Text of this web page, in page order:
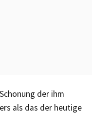
der ihm
als das der heutige